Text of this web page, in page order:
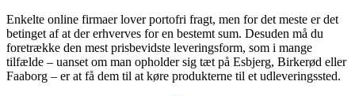
Enkelte online firmaer lover portofri fragt, men for det meste er det
betinget af at der erhverves for en bestemt sum. Desuden må du
foretrække den mest prisbevidste leveringsform, som i mange
tilfælde – uanset om man opholder sig tæt på Esbjerg, Birkerød eller
Faaborg – er at få dem til at køre produkterne til et udleveringssted.